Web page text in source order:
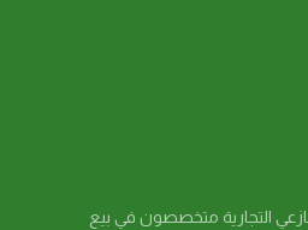
التجارية متخصصون في بيع